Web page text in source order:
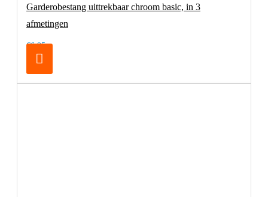
Garderobestang uittrekbaar chroom basic, in 3
afmetingen
€6,95